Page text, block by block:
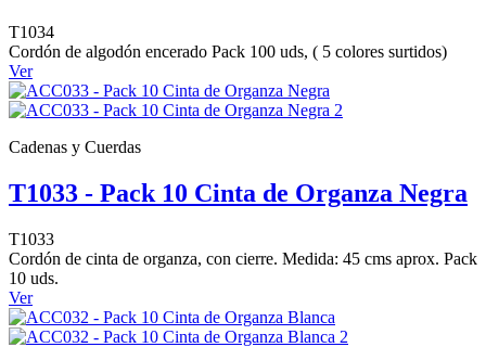
T1034
Cordón de algodón encerado Pack 100 uds, ( 5 colores surtidos)
Ver
Cadenas y Cuerdas
T1033 - Pack 10 Cinta de Organza Negra
T1033
Cordón de cinta de organza, con cierre. Medida: 45 cms aprox. Pack
10 uds.
Ver